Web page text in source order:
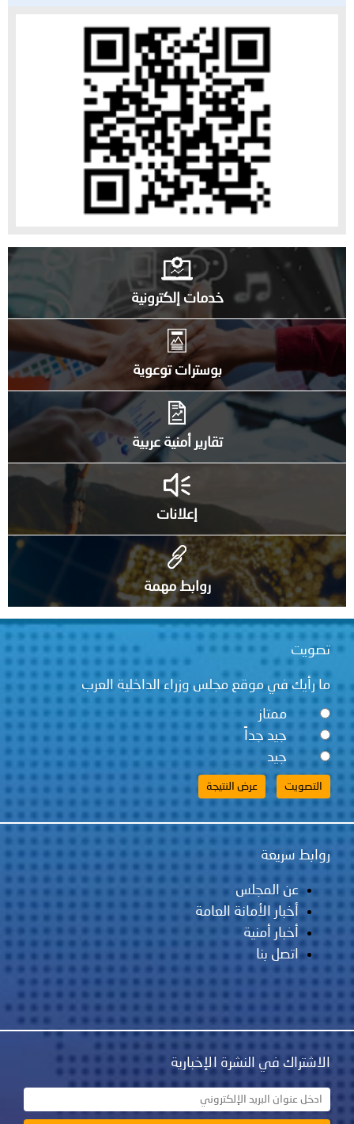
خدمات إلكترونية
بوسترات توعوية
تقارير أمنية عربية
إعلانات
روابط مهمة
تصويت
ما رأيك في موقع مجلس وزراء الداخلية العرب
ممتاز
جيد جداً
جيد
روابط سريعة
عن المجلس
أخبار الأمانة العامة
أخبار أمنية
اتصل بنا
الاشتراك في النشرة الإخبارية